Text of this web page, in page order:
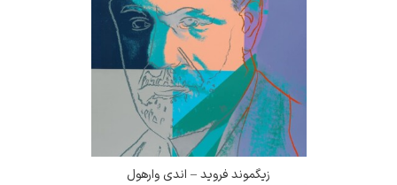
زیگموند فروید – اندی وارهول